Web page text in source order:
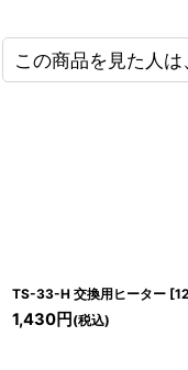
この商品を見た人
TS-33-H 交換用ヒーター [
1,430円 (税込)